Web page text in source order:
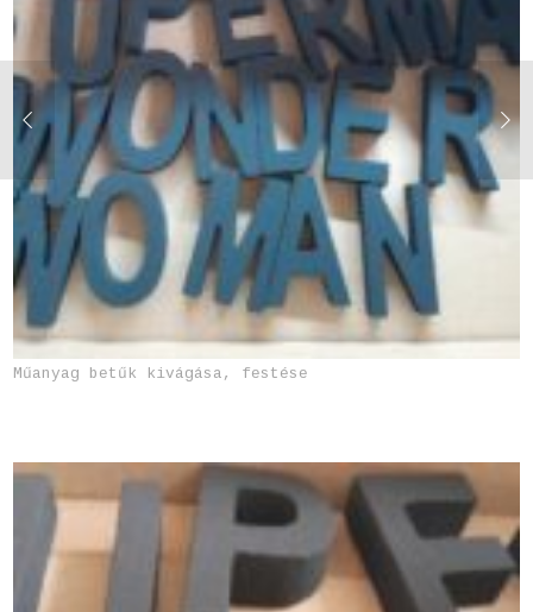
Műanyag betűk kivágása, festése